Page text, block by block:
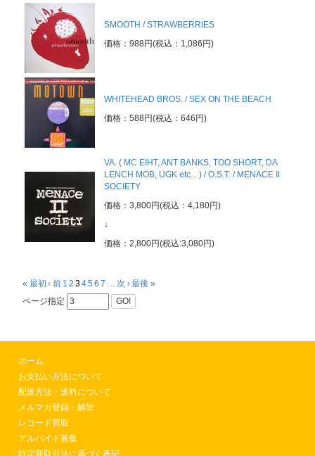
SMOOTH / STRAWBERRIES
価格：988円(税込：1,086円)
WHITEHEAD BROS. / SEX ON THE BEACH
価格：588円(税込：646円)
VA. ( MC EIHT, ANT BANKS, TOO SHORT, DA
LENCH MOB, UGK etc... ) / O.S.T. / MENACE II
SOCIETY
価格：3,800円(税込：4,180円)
↓
価格：2,800円(税込:3,080円)
« 最初 ‹ 前 1 2 345 6 7 … 次 ›最後 »
ページ指定
GO!
ホーム
お支払い方法について
配送方法・送料について
メルマガ登録・解除
レコード買取
アルバイト募集
特定商取引法に基づく表記